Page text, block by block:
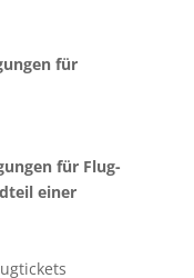
für
für Flug-
einer